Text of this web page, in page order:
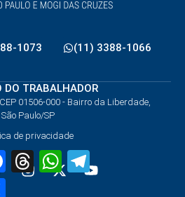
1073 (11) 3388-1066
DO TRABALHADOR
01506-000 - Bairro da Liberdade,
São Paulo/SP
de privacidade
FacebookThreadsWhatsApp